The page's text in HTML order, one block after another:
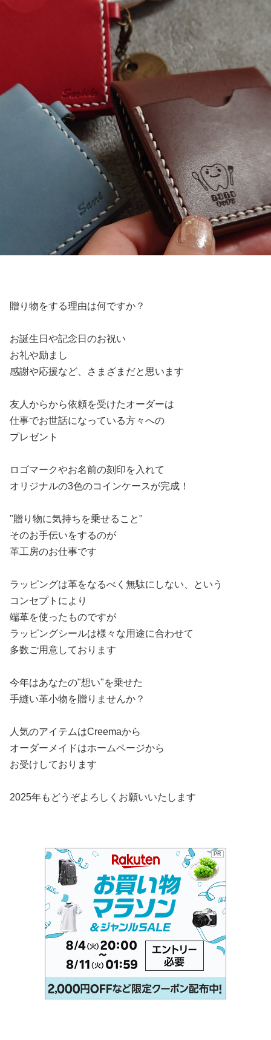
贈り物をする理由は何ですか？
お誕生日や記念日のお祝い
お礼や励まし
感謝や応援など、さまざまだと思います
友人からから依頼を受けたオーダーは
仕事でお世話になっている方々への
プレゼント
ロゴマークやお名前の刻印を入れて
オリジナルの3色のコインケースが完成！
"贈り物に気持ちを乗せること"
そのお手伝いをするのが
革工房のお仕事です
ラッピングは革をなるべく無駄にしない、という
コンセプトにより
端革を使ったものですが
ラッピングシールは様々な用途に合わせて
多数ご用意しております
今年はあなたの"想い"を乗せた
手縫い革小物を贈りませんか？
人気のアイテムはCreemaから
オーダーメイドはホームページから
お受けしております
2025年もどうぞよろしくお願いいたします
PR